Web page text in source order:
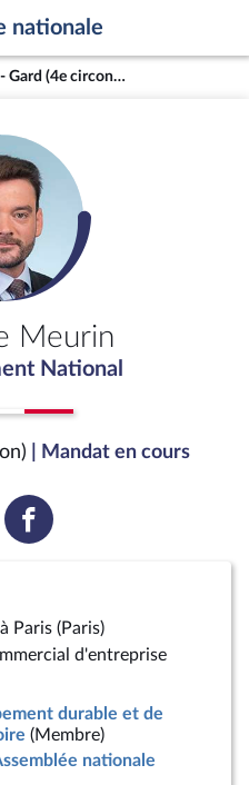
nationale
M. Pierre Meurin - Gard (4e circonscription)
Meurin
National
| Mandat en cours
Voir
la
Paris (Paris)
d'entreprise
durable et de
(Membre)
nationale